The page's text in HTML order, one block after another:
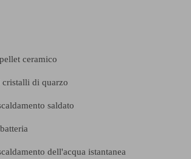
ceramico
di quarzo
saldato
dell'acqua istantanea